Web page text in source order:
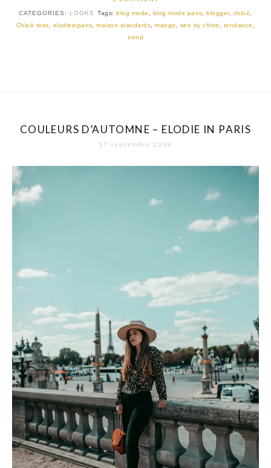
CATEGORIES: LOOKS Tags: blog mode , blog mode paris, blogger, chloé,
Chloé tess, elodieinparis,maison standards,mango, see by chloe , tendance ,
trend
COULEURS D’AUTOMNE – ELODIE IN PARIS
17 septembre 2018